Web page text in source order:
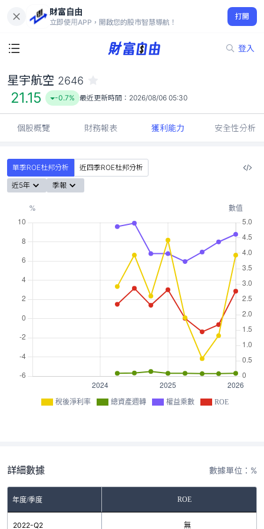
財富自由
立即使用APP，開啟您的股市智慧導航！
打開
登入
21.15
-0.7%
星宇航空 2646
21.15 -0.7% 最近更新時間： 2026/08/06 05:30
個股概覽 財務報表 獲利能力 安全性分析
單季ROE杜邦分析
近四季ROE杜邦分析
近5年
季報
稅後淨利率 總資產週轉 權益乘數 ROE
詳細數據 數據單位：%
年度/季度 ROE
2022-Q2 無